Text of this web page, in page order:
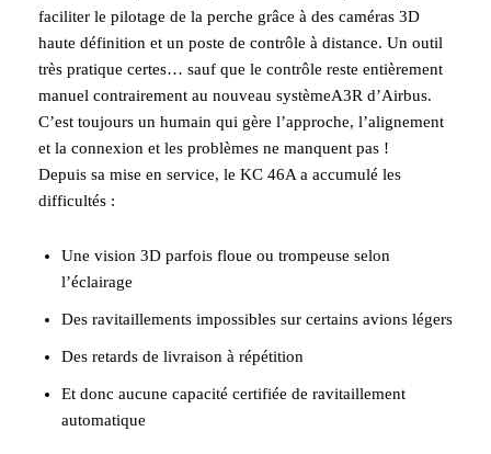
faciliter le pilotage de la perche grâce à des caméras 3D
haute définition et un poste de contrôle à distance. Un outil
très pratique certes… sauf que le contrôle reste entièrement
manuel contrairement au nouveau systèmeA3R d’Airbus.
C’est toujours un humain qui gère l’approche, l’alignement
et la connexion et les problèmes ne manquent pas !
Depuis sa mise en service, le KC 46A a accumulé les
difficultés :
Une vision 3D parfois floue ou trompeuse selon
l’éclairage
Des ravitaillements impossibles sur certains avions légers
Des retards de livraison à répétition
Et donc aucune capacité certifiée de ravitaillement
automatique